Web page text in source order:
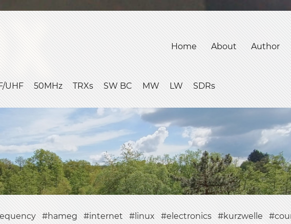
Home About Author
UHF 50MHz TRXs SW BC MW LW SDRs
hameg internet linux electronics kurzwelle